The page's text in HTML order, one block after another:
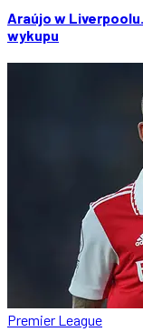
Araújo w
wykupu
Premier League